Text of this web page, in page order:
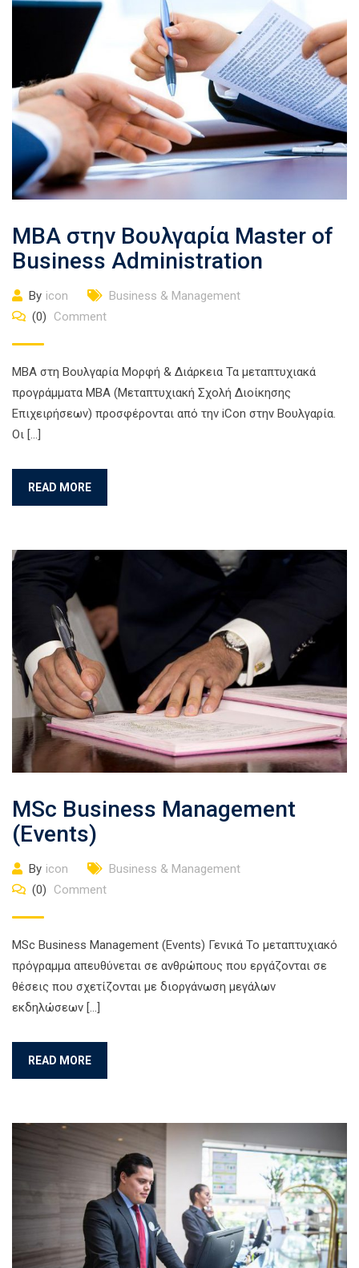
MBA στην Βουλγαρία Master of
Business Administration
By icon
Business & Management
(0)
Comment
ΜΒΑ στη Βουλγαρία Μορφή & Διάρκεια Τα μεταπτυχιακά
προγράμματα MBA (Μεταπτυχιακή Σχολή Διοίκησης
Επιχειρήσεων) προσφέρονται από την iCon στην Βουλγαρία.
Οι […]
READ MORE
MSc Business Management
(Events)
By icon
Business & Management
(0)
Comment
MSc Business Management (Events) Γενικά Το μεταπτυχιακό
πρόγραμμα απευθύνεται σε ανθρώπους που εργάζονται σε
θέσεις που σχετίζονται με διοργάνωση μεγάλων
εκδηλώσεων […]
READ MORE